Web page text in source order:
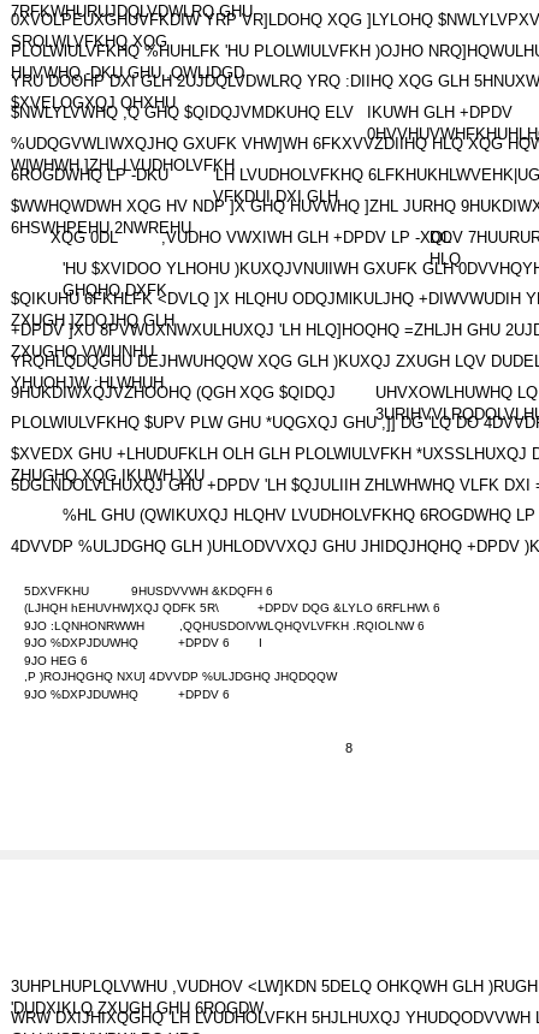
7RFKWHURUJDQLVDWLRQ GHU
0XVOLPEUXGHUVFKDIW YRP VR]LDOHQ XQG ]LYLOHQ
SROLWLVFKHQ XQG
PLOLWlULVFKHQ %HUHLFK 'HU PLOLWlULVFKH )OJHO
HUVWHQ -DKU GHU ,QWLIDGD
YRU DOOHP DXI GLH 2UJDQLVDWLRQ YRQ :DIIHQ XQG GLH
$XVELOGXQJ QHXHU
$NWLYLVWHQ ,Q GHQ $QIDQJVMDKUHQ ELV
IKUWH GLH +DPDV
%UDQGVWLIWXQJHQ GXUFK VHW]WH 6FKXVVZDIIHQ HLQ XQG
W|WHWH ]ZHL LVUDHOLVFKH
6ROGDWHQ LP -DKU
'LH LVUDHOLVFKHQ
VFKDUI DXI GLH
$WWHQWDWH XQG HV NDP ]X GHQ HUVWHQ ]ZHL JURHQ
6HSWHPEHU 2NWREHU
XQG 0DL ,VUDHO VWXIWH GLH +DPDV LP -XQL
DOV
HLQ
'HU $XVIDOO YLHOHU )KUXQJVNUlIWH GXUFK GLH
GHQHQ DXFK
$QIKUHU 6FKHLFK <DVLQ ]X HLQHU ODQJMlKULJHQ +DIWVWUDIH
ZXUGH ]ZDQJHQ GLH
+DPDV ]XU 8PVWUXNWXULHUXQJ 'LH HLQ]HOQHQ =ZHLJH GHU
ZXUGHQ VWlUNHU
YRQHLQDQGHU DEJHWUHQQW XQG GLH )KUXQJ ZXUGH LQV
YHUOHJW :HLWHUH
9HUKDIWXQJVZHOOHQ (QGH XQG $QIDQJ
UHVXOWLHUWHQ
PLOLWlULVFKHQ $UPV PLW GHU *UQGXQJ GHU ,]] DG 'LQ DO
$XVEDX GHU +LHUDUFKLH OLH GLH PLOLWlULVFKH *UXSSLHUXQJ
ZHUGHQ XQG IKUWH ]XU
5DGLNDOLVLHUXQJ GHU +DPDV 'LH $QJULIIH ZHLWHWHQ VLFK DXI
%HL GHU (QWIKUXQJ HLQHV LVUDHOLVFKHQ 6ROGDWHQ
4DVVDP %ULJDGHQ GLH )UHLODVVXQJ GHU JHIDQJHQHQ +DPDV
5DXVFKHU
9HUSDVVWH &KDQFH 6
(LJHQH hEHUVHW]XQJ QDFK 5R\
+DPDV DQG &LYLO 6RFLHW\ 6
9JO :LQNHONRWWH
,QQHUSDOlVWLQHQVLVFKH .RQIOLNW 6
9JO %DXPJDUWHQ
+DPDV 6
I
9JO HEG 6
,P )ROJHQGHQ NXU] 4DVVDP %ULJDGHQ JHQDQQW
9JO %DXPJDUWHQ
+DPDV 6
8
3UHPLHUPLQLVWHU ,VUDHOV <LW]KDN 5DELQ OHKQWH GLH
'DUDXIKLQ ZXUGH GHU 6ROGDW
WRW DXIJHIXQGHQ 'LH LVUDHOLVFKH 5HJLHUXQJ YHUDQODVVWH